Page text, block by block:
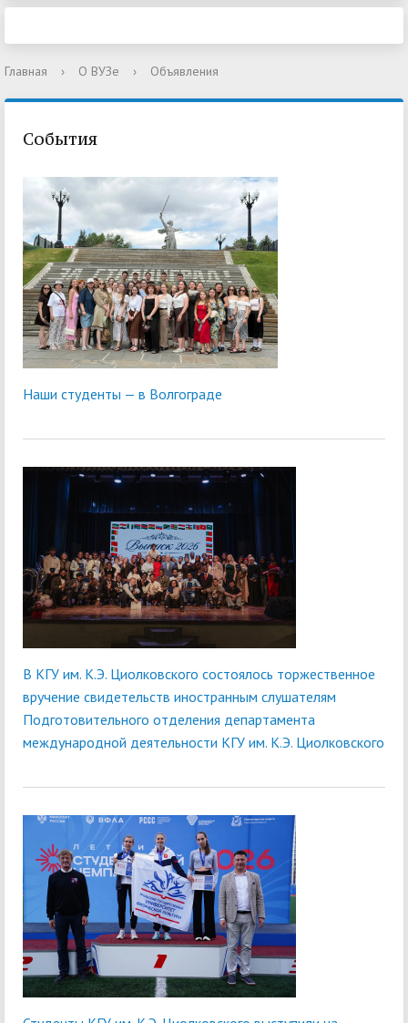
Главная › О ВУЗе › Объявления
События
Наши студенты — в Волгограде
В КГУ им. К.Э. Циолковского состоялось торжественное
вручение свидетельств иностранным слушателям
Подготовительного отделения департамента
международной деятельности КГУ им. К.Э. Циолковского